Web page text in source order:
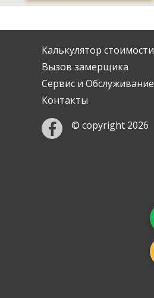
Калькулятор стоимости
Вызов замерщика
Сервис и Обслуживание
Контакты
© copyright 2026